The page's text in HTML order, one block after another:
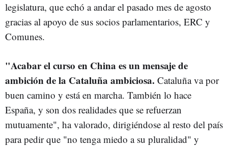
legislatura, que echó a andar el pasado mes de agosto
gracias al apoyo de sus socios parlamentarios, ERC y
Comunes.
"Acabar el curso en China es un mensaje de
ambición de la Cataluña ambiciosa. Cataluña va por
buen camino y está en marcha. También lo hace
España, y son dos realidades que se refuerzan
mutuamente", ha valorado, dirigiéndose al resto del país
para pedir que "no tenga miedo a su pluralidad" y